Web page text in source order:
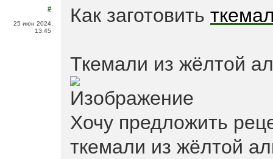
#
25 июн 2024,
13:45
Как заготовить
Ткемали из жёлтой
Хочу предложить
ткемали из жёлтой